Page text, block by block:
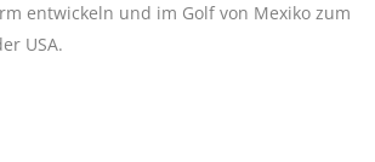
entwickeln und im Golf von Mexiko zum
USA.